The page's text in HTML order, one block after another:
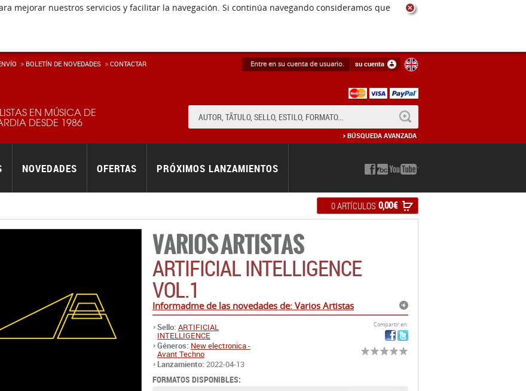
mejorar nuestros servicios y facilitar la navegación. Si continúa navegando consideramos que
EN MÚSICA DE
DESDE 1986
Entre en su cuenta de usuario. su cuenta
BÚSQUEDA AVANZADA
0 ARTÍCULOS 0,00 €
NOVEDADES OFERTAS PRÓXIMOS LANZAMIENTOS
BOLETÍN DE NOVEDADES CONTACTAR
VARIOS ARTISTAS
ARTIFICIAL INTELLIGENCE
VOL.1
Informadme de las novedades de: Varios Artistas
Sello: ARTIFICIAL
INTELLIGENCE
Géneros: New electronica -
Avant Techno
Lanzamiento: 2022-04-13
Compartir en:
FORMATOS DISPONIBLES: